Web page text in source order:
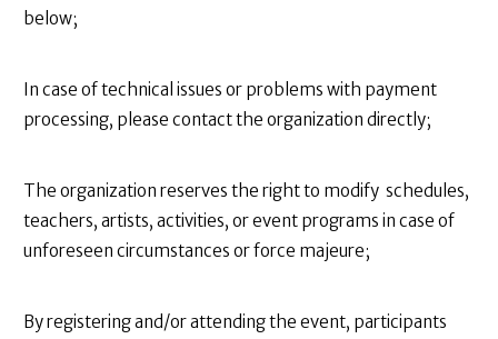
below;
In case of technical issues or problems with payment
processing, please contact the organization directly;
The organization reserves the right to modify schedules,
teachers, artists, activities, or event programs in case of
unforeseen circumstances or force majeure;
By registering and/or attending the event, participants